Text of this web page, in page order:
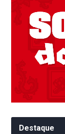
Destaque